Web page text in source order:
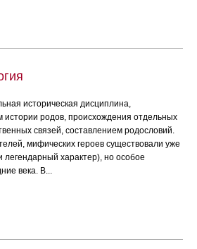
историческая дисциплина,
родов, происхождения отдельных
связей, составлением родословий.
мифических героев существовали уже
легендарный характер), но особое
века. В...